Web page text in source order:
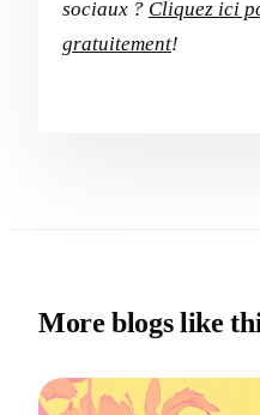
sociaux ? Cliquez ici
gratuitement!
More blogs like